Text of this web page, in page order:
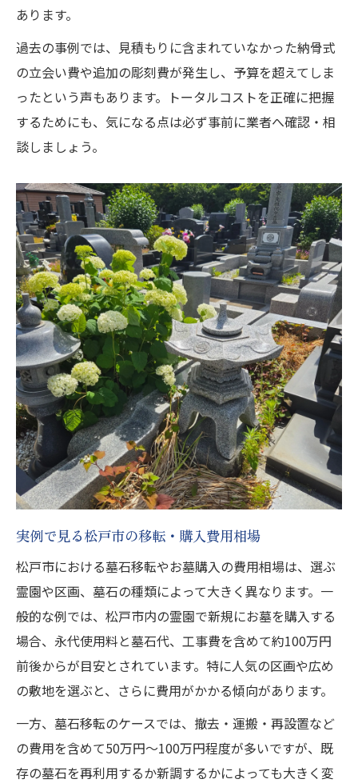
あります。
過去の事例では、見積もりに含まれていなかった納骨式
の立会い費や追加の彫刻費が発生し、予算を超えてしま
ったという声もあります。トータルコストを正確に把握
するためにも、気になる点は必ず事前に業者へ確認・相
談しましょう。
実例で見る松戸市の移転・購入費用相場
松戸市における墓石移転やお墓購入の費用相場は、選ぶ
霊園や区画、墓石の種類によって大きく異なります。一
般的な例では、松戸市内の霊園で新規にお墓を購入する
場合、永代使用料と墓石代、工事費を含めて約100万円
前後からが目安とされています。特に人気の区画や広め
の敷地を選ぶと、さらに費用がかかる傾向があります。
一方、墓石移転のケースでは、撤去・運搬・再設置など
の費用を含めて50万円〜100万円程度が多いですが、既
存の墓石を再利用するか新調するかによっても大きく変